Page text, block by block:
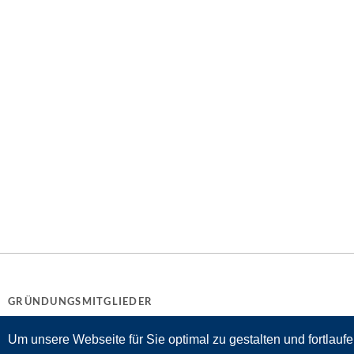
GRÜNDUNGSMITGLIEDER
Um unsere Webseite für Sie optimal zu gestalten und